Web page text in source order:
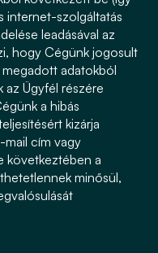
internet-szolgáltatás
leadásával az
hogy Cégünk jogosult
megadott adatokból
az Ügyfél részére
a hibás
kizárja
cím vagy
következtében a
minősül,